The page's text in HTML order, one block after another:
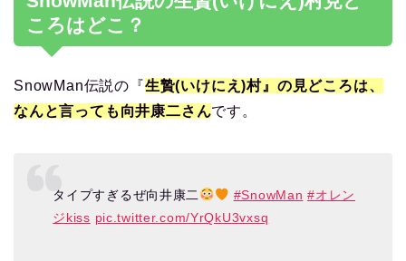
ころはどこ？
SnowMan伝説の『生贄(いけにえ)村』の見どころは、
なんと言っても向井康二さんです。
タイプすぎるぜ向井康二 #SnowMan #オレン
ジkiss pic.twitter.com/YrQkU3vxsq